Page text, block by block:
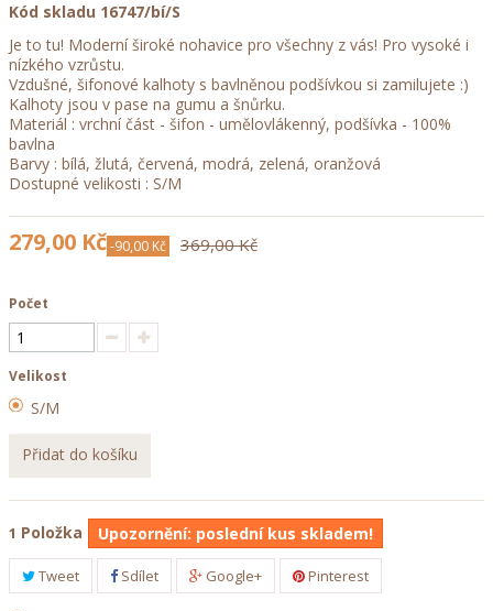
Kód skladu 16747/bí/S
Je to tu! Moderní široké nohavice pro všechny z vás! Pro vysoké i
nízkého vzrůstu.
Vzdušné, šifonové kalhoty s bavlněnou podšívkou si zamilujete :)
Kalhoty jsou v pase na gumu a šnůrku.
Materiál : vrchní část - šifon - umělovlákenný, podšívka - 100%
bavlna
Barvy : bílá, žlutá, červená, modrá, zelená, oranžová
Dostupné velikosti : S/M
279,00 Kč-90,00 Kč 369,00 Kč
Počet
Velikost
S/M
Přidat do košíku
1 Položka Upozornění: poslední kus skladem!
Tweet Sdílet Google+ Pinterest